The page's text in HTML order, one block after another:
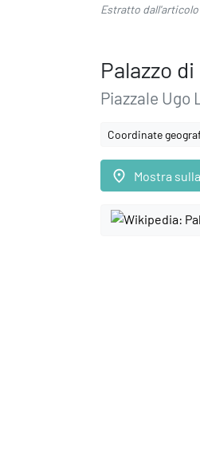
Estratto
Palazzo
Piazzale Ugo
Coordinate
place Mostra